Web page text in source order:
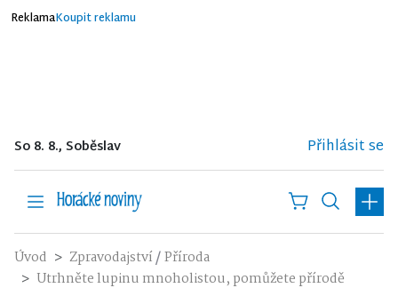
ReklamaKoupit reklamu
So 8. 8., Soběslav Přihlásit se
Úvod Zpravodajství/Příroda
Utrhněte lupinu mnoholistou, pomůžete přírodě